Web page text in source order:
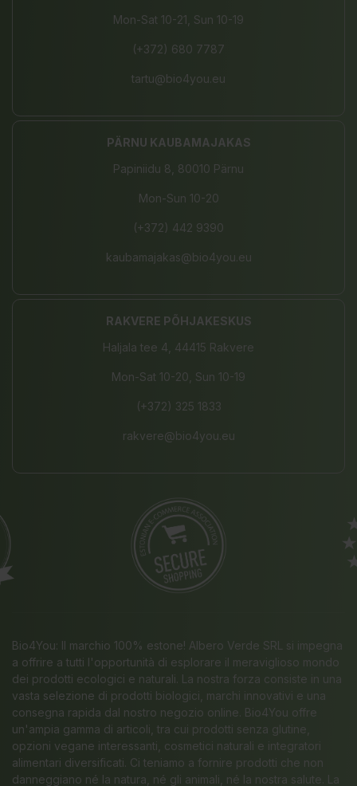
Mon-Sat 10-21, Sun 10-19
(+372) 680 7787
tartu@bio4you.eu
PÄRNU KAUBAMAJAKAS
Papiniidu 8, 80010 Pärnu
Mon-Sun 10-20
(+372) 442 9390
kaubamajakas@bio4you.eu
RAKVERE PÕHJAKESKUS
Haljala tee 4, 44415 Rakvere
Mon-Sat 10-20, Sun 10-19
(+372) 325 1833
rakvere@bio4you.eu
Bio4You: Il marchio 100% estone! Albero Verde SRL si impegna
a offrire a tutti l'opportunità di esplorare il meraviglioso mondo
dei prodotti ecologici e naturali. La nostra forza consiste in una
vasta selezione di prodotti biologici, marchi innovativi e una
consegna rapida dal nostro negozio online. Bio4You offre
un'ampia gamma di articoli, tra cui prodotti senza glutine,
opzioni vegane interessanti, cosmetici naturali e integratori
alimentari diversificati. Ci teniamo a fornire prodotti che non
danneggiano né la natura, né gli animali, né la nostra salute. La